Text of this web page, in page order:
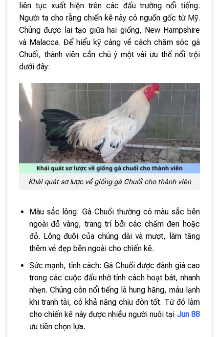
liên tục xuất hiện trên các đấu trường nổi tiếng.
Người ta cho rằng chiến kê này có nguồn gốc từ Mỹ.
Chúng được lai tạo giữa hai giống, New Hampshire
và Malacca. Để hiểu kỹ càng về cách chăm sóc gà
Chuối, thành viên cần chú ý một vài ưu thế nổi trội
dưới đây:
Khái quát sơ lược về giống gà Chuối cho thành viên
Màu sắc lông: Gà Chuối thường có màu sắc bên
ngoài đỏ vàng, trang trí bởi các chấm đen hoặc
đỏ. Lông đuôi của chúng dài và mượt, làm tăng
thêm vẻ đẹp bên ngoài cho chiến kê.
Sức mạnh, tính cách: Gà Chuối được đánh giá cao
trong các cuộc đấu nhờ tính cách hoạt bát, nhanh
nhẹn. Chúng còn nổi tiếng là hung hăng, máu lạnh
khi tranh tài, có khả năng chịu đòn tốt. Từ đó làm
cho chiến kê này được nhiều người nuôi tại Jun 88
ưu tiên chọn lựa.